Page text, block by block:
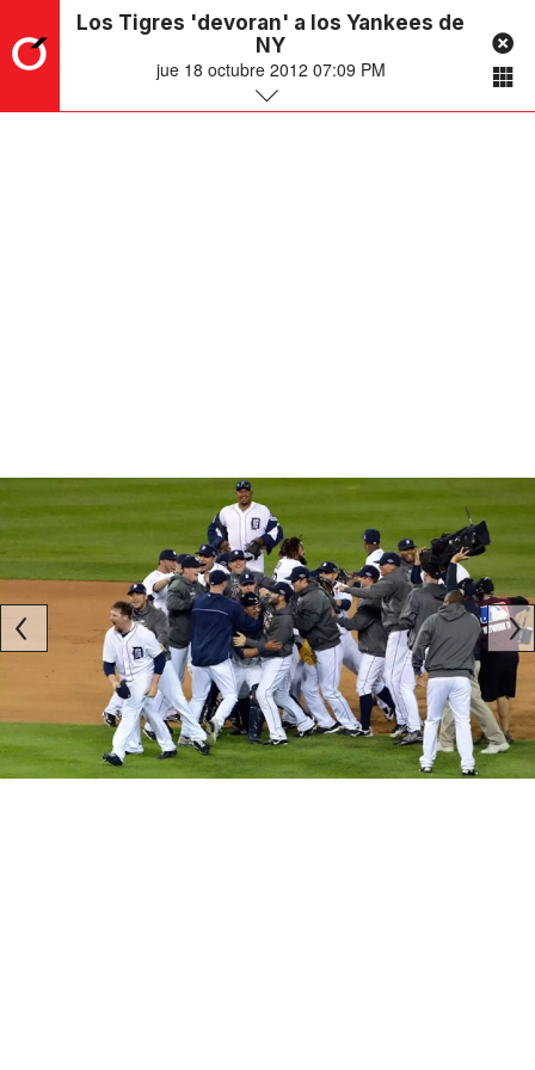
Los Tigres 'devoran' a los Yankees de
NY
jue 18 octubre 2012 07:09 PM